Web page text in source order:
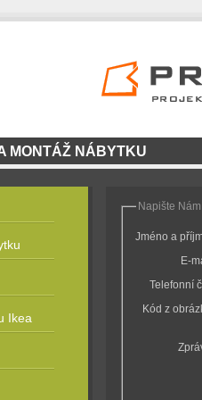
MONTÁŽ NÁBYTKU
Ikea
Napište Nám
Jméno a
E-
Telefonní
Kód z